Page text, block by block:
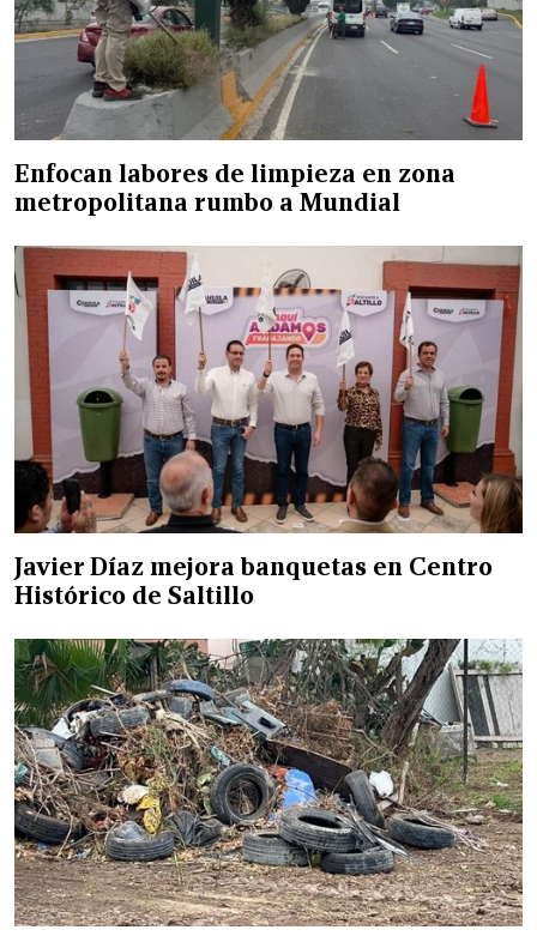
Enfocan labores de limpieza en zona
metropolitana rumbo a Mundial
Javier Díaz mejora banquetas en Centro
Histórico de Saltillo